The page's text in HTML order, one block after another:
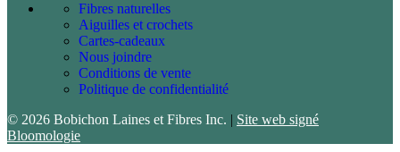
Fibres naturelles
Aiguilles et crochets
Cartes-cadeaux
Nous joindre
Conditions de vente
Politique de confidentialité
© 2026 Bobichon Laines et Fibres Inc. | Site web signé
Bloomologie